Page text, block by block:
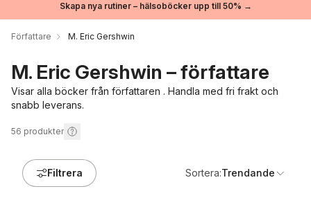
Skapa nya rutiner – hälsoböcker upp till 50% →
Författare M. Eric Gershwin
M. Eric Gershwin – författare
Visar alla böcker från författaren . Handla med fri frakt och
snabb leverans.
56 produkter
Filtrera Sortera:Trendande